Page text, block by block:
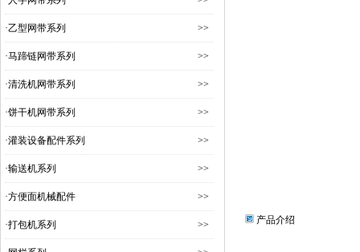
>>
·乙型网带系列
>>
·马蹄链网带系列
>>
·清洗机网带系列
>>
·饼干机网带系列
>>
·灌装设备配件系列
>>
·输送机系列
>>
·方便面机械配件
>>
·打包机系列 产品介绍